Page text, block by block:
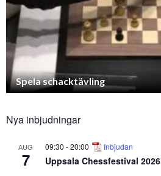
Spela schacktävling
Nya inbjudningar
AUG
7
09:30 -20:00 Inbjudan
Uppsala Chessfestival 2026